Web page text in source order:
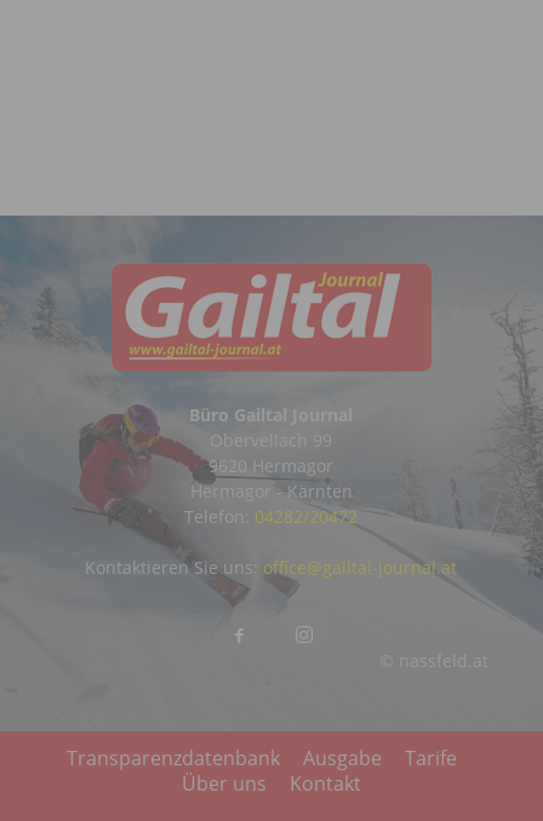
Büro Gailtal Journal
Obervellach 99
9620 Hermagor
Hermagor - Kärnten
Telefon: 04282/20472
© nassfeld.at
Kontaktieren Sie uns: office@gailtal-journal.at
Transparenzdatenbank Ausgabe
Tarife
Über uns
Kontakt